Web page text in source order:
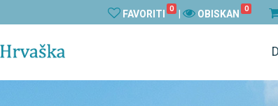
FAVORITI 0 OBISKAN 0